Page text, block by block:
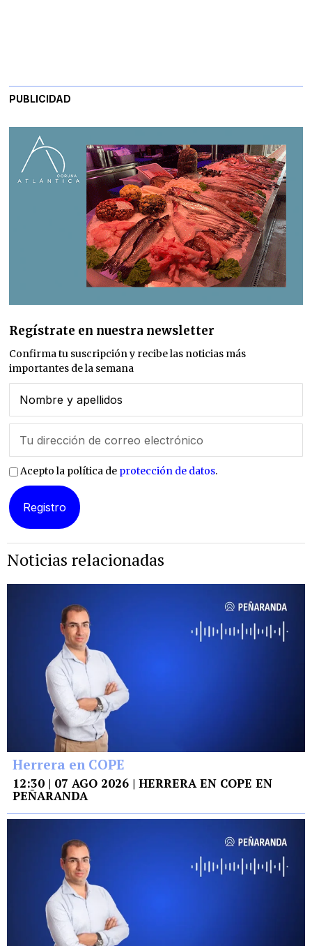
PUBLICIDAD
Regístrate en nuestra newsletter
Confirma tu suscripción y recibe las noticias más
importantes de la semana
Acepto la política de protección de datos.
Noticias relacionadas
Herrera en COPE
12:30 | 07 AGO 2026 | HERRERA EN COPE EN
PEÑARANDA